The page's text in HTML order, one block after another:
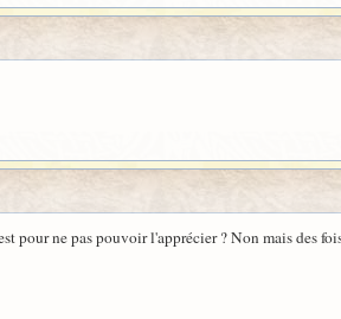
pour ne pas pouvoir l'apprécier ? Non mais des